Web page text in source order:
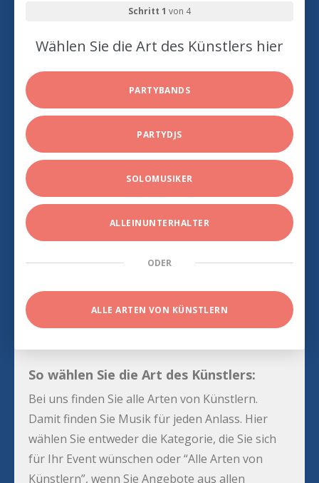
Schritt 1 von 4
Wählen Sie die Art des Künstlers hier
PARTYBANDS
PARTYDJS
SOLOMUSIKER
ALLEINUNTERHALTER
ODER
ALLE ARTEN VON KÜNSTLERN
So wählen Sie die Art des Künstlers:
Bei uns finden Sie alle Arten von Künstlern.
Damit finden Sie Musik für jeden Anlass. Hier
wählen Sie entweder die Kategorie, die Sie sich
für Ihr Event wünschen oder “Alle Arten von
Künstlern”, wenn Sie Angebote aus allen